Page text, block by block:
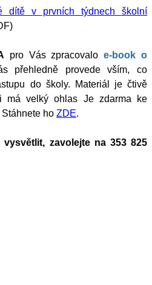
dítě v prvních týdnech školní
pro Vás zpracovaloe-book o
přehledně provede vším, co
do školy. Materiál je čtivě
má velký ohlas Je zdarma ke
ho ZDE.
zavolejte na 353 825